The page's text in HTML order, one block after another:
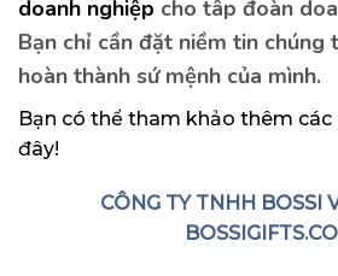
doanh nghiệp cho tâp đoàn
Bạn chỉ cần đặt niềm tin chúng
hoàn thành sứ mệnh của mình.
Bạn có thể tham khảo thêm
đây!
CÔNG TY TNHH BOSSI